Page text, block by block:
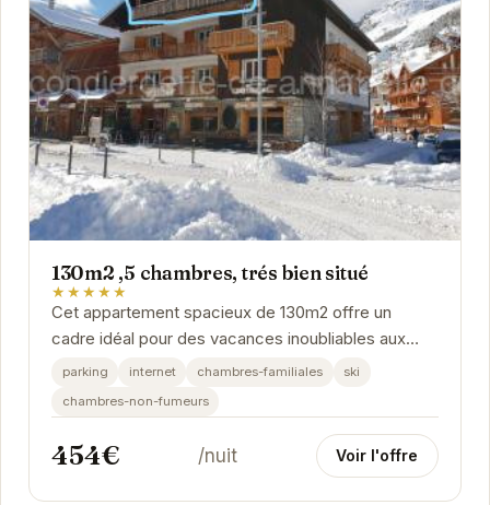
130m2 ,5 chambres, trés bien situé
★★★★★
Cet appartement spacieux de 130m2 offre un
cadre idéal pour des vacances inoubliables aux
Deux Alpes. Avec 5 chambres confortables, un
parking internet chambres-familiales
ski
chambres-non-fumeurs
454€ /nuit Voir l'offre